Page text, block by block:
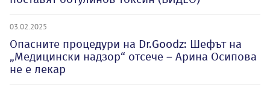
03.02.2025
Опасните процедури на Dr.Goodz: Шефът на
„Медицински надзор“ отсече – Арина Осипова
не е лекар